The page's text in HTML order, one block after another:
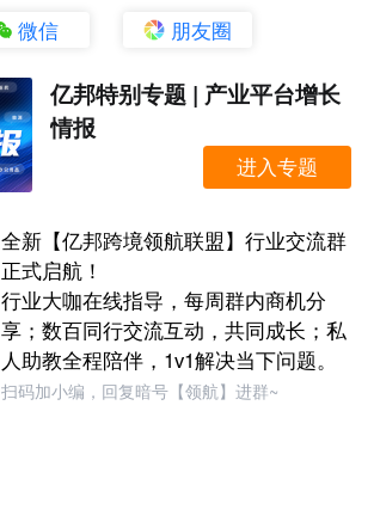
微信 朋友圈
亿邦特别专题 | 产业平台增长
情报
进入专题
全新【亿邦跨境领航联盟】行业交流群
正式启航！
行业大咖在线指导，每周群内商机分
享；数百同行交流互动，共同成长；私
人助教全程陪伴，1v1解决当下问题。
扫码加小编，回复暗号【领航】进群~